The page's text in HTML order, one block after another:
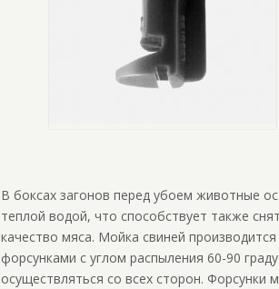
В боксах загонов перед убоем животные
теплой водой, что способствует также
качество мяса. Мойка свиней
форсунками с углом распыления 60-90
осуществляться со всех сторон. Форсунки